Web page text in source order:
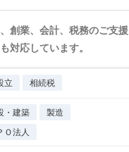
創業、会計、税務のご支援
対応しています。
立 相続税
・建築
製造
Ｏ法人